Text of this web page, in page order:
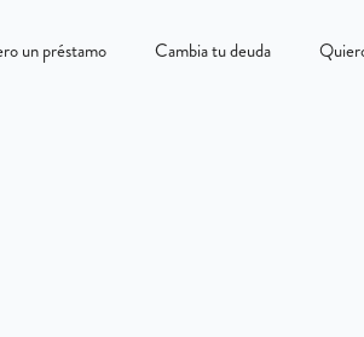
un préstamo Cambia tu deuda